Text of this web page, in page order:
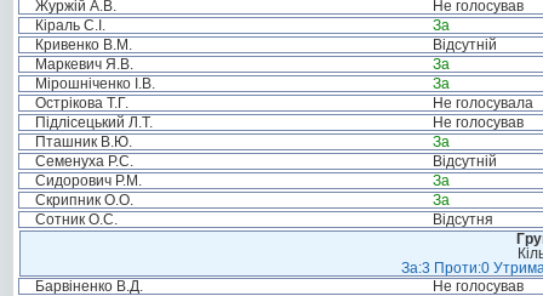
Журжій А.В.
Не голосував
Кіраль С.І.
За
Кривенко В.М.
Відсутній
Маркевич Я.В.
За
Мірошніченко І.В.
За
Острікова Т.Г.
Не голосувала
Підлісецький Л.Т.
Не голосував
Пташник В.Ю.
За
Семенуха Р.С.
Відсутній
Сидорович Р.М.
За
Скрипник О.О.
За
Сотник О.С.
Відсутня
За:3 Проти:0
Барвіненко В.Д.
Не голосував